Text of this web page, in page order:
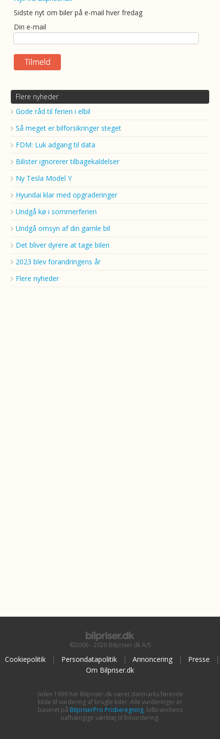
Sidste nyt om biler på e-mail hver fredag
Din e-mail
Flere nyheder
Gode råd til ferien i elbil
Så meget er bilforsikringer steget
FDM: Luk adgang til data
Bilister ignorerer tilbagekaldelser
Ny Tesla Model Y
Hyundai klar med opgraderinger
Undgå kø i sommerferien
Undgå omsyn af din gamle bil
Det bliver dyrere at tage bilen
2023 blev forandringens år
Flere nyheder
©2006 - 2026 Bilpriser.dk A/S
Cookiepolitik | Persondatapolitik | Annoncering | Presse
|
Om Bilpriser.dk
Siden 1999 har Bilpriser.dk været danmarks førende
kilde til vurdering af brugte biler. Alle vurderinger er
baseret på BilpriserPro Prisberegning, bilbranchens
uafhængige værktøj til bilvurdering.